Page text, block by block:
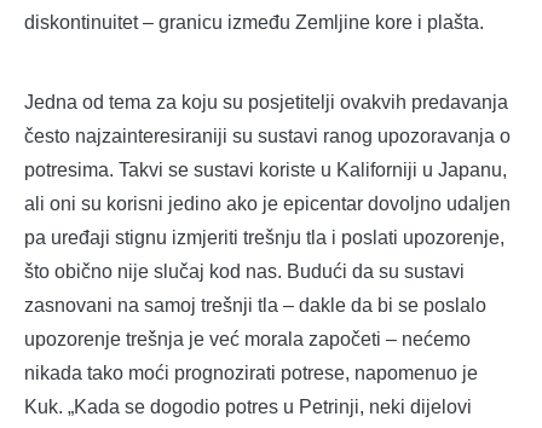
diskontinuitet – granicu između Zemljine kore i plašta.
Jedna od tema za koju su posjetitelji ovakvih predavanja
često najzainteresiraniji su sustavi ranog upozoravanja o
potresima. Takvi se sustavi koriste u Kaliforniji u Japanu,
ali oni su korisni jedino ako je epicentar dovoljno udaljen
pa uređaji stignu izmjeriti trešnju tla i poslati upozorenje,
što obično nije slučaj kod nas. Budući da su sustavi
zasnovani na samoj trešnji tla – dakle da bi se poslalo
upozorenje trešnja je već morala započeti – nećemo
nikada tako moći prognozirati potrese, napomenuo je
Kuk. „Kada se dogodio potres u Petrinji, neki dijelovi